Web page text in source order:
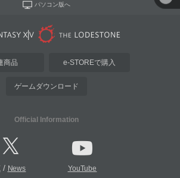
パソコン版へ
商品 e-STOREで購入
ゲームダウンロード
Official Information
/ News YouTube